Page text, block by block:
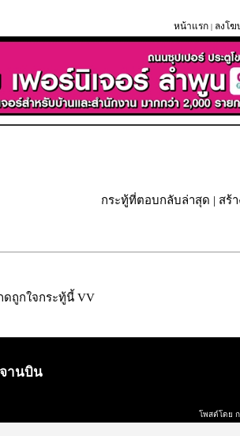
หน้าแรก | ลงโ
กระทู้ที่ตอบกลับล่าสุด | สร้
ดถูกใจกระทู้นี้ VV
านบิน
โพสต์โดย